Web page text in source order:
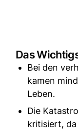
Das
Bei den
kamen
Leben.
Die
kritisiert, da